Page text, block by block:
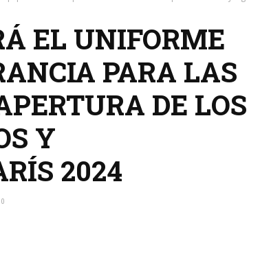
EL UNIFORME
PARA LAS
DE LOS
Y
2024
0